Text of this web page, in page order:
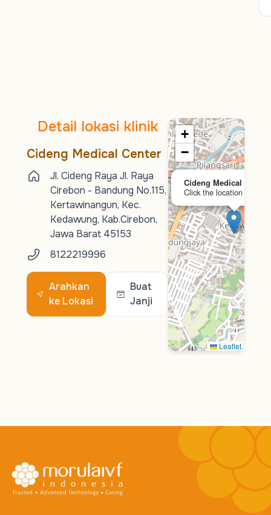
Detail lokasi klinik
Cideng Medical Center
Jl. Cideng Raya Jl. Raya
Cirebon - Bandung No.115,
Kertawinangun, Kec.
Kedawung, Kab.Cirebon,
Jawa Barat 45153
8122219996
Arahkan
ke Lokasi
Buat
Janji
Cideng Medical Center
Click the location to
+
−
Leaflet